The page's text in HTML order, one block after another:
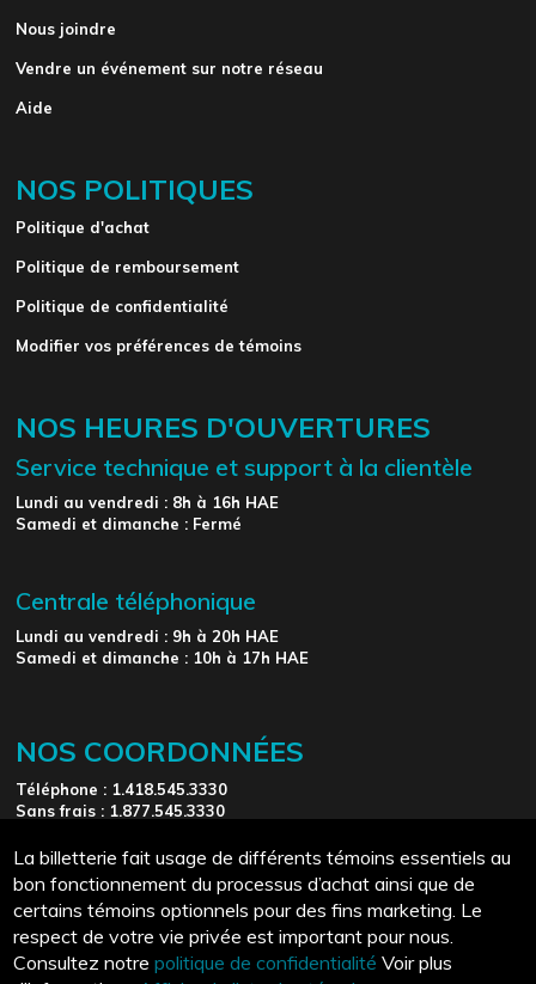
La billetterie fait usage de différents témoins essentiels au
bon fonctionnement du processus d’achat ainsi que de
certains témoins optionnels pour des fins marketing. Le
respect de votre vie privée est important pour nous.
Consultez notre politique de confidentialité Voir plus
Nous joindre
Vendre un événement sur notre réseau
Aide
NOS POLITIQUES
Politique d'achat
Politique de remboursement
Politique de confidentialité
Modifier vos préférences de témoins
NOS HEURES D'OUVERTURES
Service technique et support à la clientèle
Lundi au vendredi : 8h à 16h HAE
Samedi et dimanche : Fermé
Centrale téléphonique
Lundi au vendredi : 9h à 20h HAE
Samedi et dimanche : 10h à 17h HAE
NOS COORDONNÉES
Téléphone : 1.418.545.3330
Sans frais : 1.877.545.3330
English